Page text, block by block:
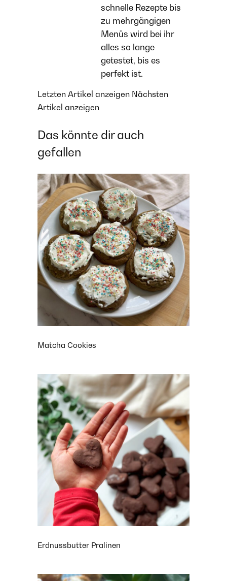
schnelle Rezepte bis
zu mehrgängigen
Menüs wird bei ihr
alles so lange
getestet, bis es
perfekt ist.
Letzten Artikel anzeigen Nächsten
Artikel anzeigen
Das könnte dir auch
gefallen
Matcha Cookies
Erdnussbutter Pralinen